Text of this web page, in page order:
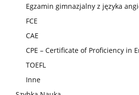
Egzamin gimnazjalny z języka
FCE
CAE
CPE – Certificate of Proficiency in
TOEFL
Inne